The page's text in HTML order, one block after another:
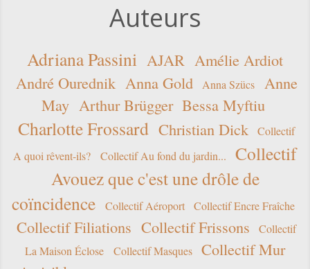
Auteurs
Adriana Passini AJAR Amélie Ardiot
André Ourednik Anna Gold Anna Szücs
Anne
May Arthur Brügger Bessa Myftiu
Charlotte Frossard Christian Dick
Collectif
A quoi rêvent-ils?
Collectif Au fond du jardin...
Collectif
Avouez que c'est une drôle de
coïncidence
Collectif Aéroport Collectif Encre Fraîche
Collectif Filiations Collectif Frissons
Collectif
La Maison Éclose
Collectif Masques
Collectif Mur